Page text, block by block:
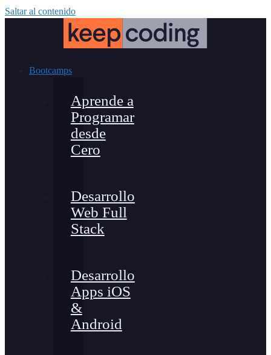
Saltar al contenido
Bootcamps
Aprende a
Programar
desde
Cero
Desarrollo
Web Full
Stack
Desarrollo
Apps iOS
&
Android